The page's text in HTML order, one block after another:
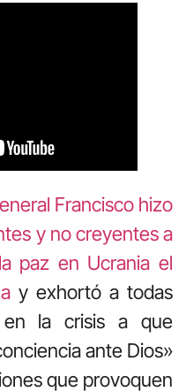
Francisco hizo
y no creyentes a
paz en Ucrania el
y exhortó a todas
en la crisis a que
ante Dios»
que provoquen